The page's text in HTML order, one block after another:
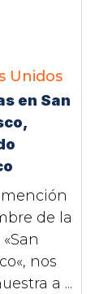
Unidos
en San
mención
de la
nos
a ...